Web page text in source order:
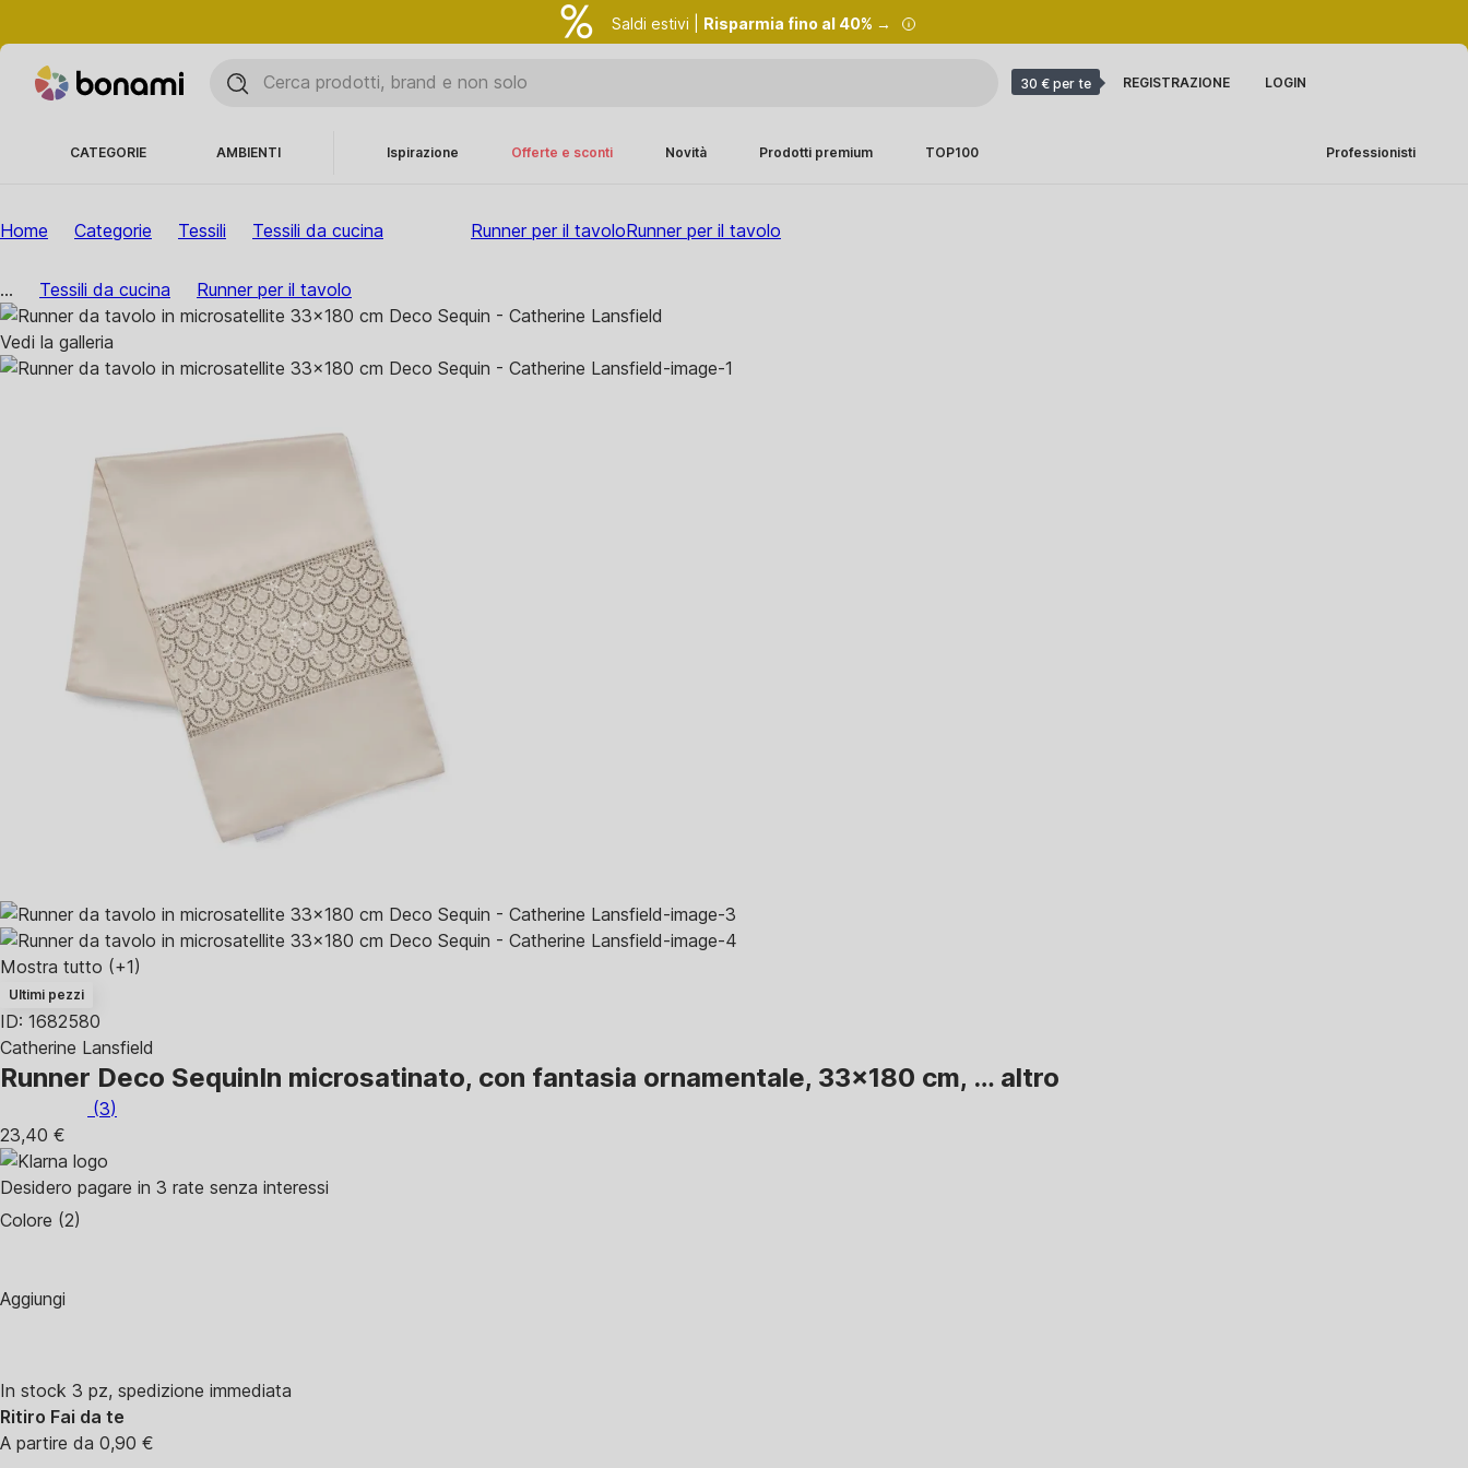
Saldi estivi | Risparmia fino al 40% →
30 € per te REGISTRAZIONE LOGIN
CATEGORIE AMBIENTI Ispirazione Offerte e sconti Novità Prodotti premium TOP100 Professionisti
Home Categorie Tessili Tessili da cucina Runner per il tavoloRunner per il tavolo
... Tessili da cucina Runner per il tavolo
Vedi la galleria
Mostra tutto (+1)
Ultimi pezzi
ID: 1682580
Catherine Lansfield
Runner Deco SequinIn microsatinato, con fantasia ornamentale, 33x180 cm, … altro
(3)
23,40 €
Desidero pagare in 3 rate senza interessi
Colore (2)
Aggiungi
In stock 3 pz, spedizione immediata
Ritiro Fai da te
A partire da 0,90 €